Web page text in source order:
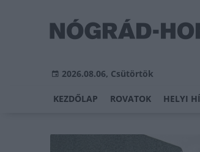
2026.08.06, Csütörtök
KEZDŐLAP ROVATOK HELYI